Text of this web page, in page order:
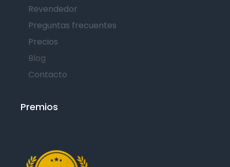
Revendedor
Preguntas frecuentes
Precios
Blog
Contacto
Premios